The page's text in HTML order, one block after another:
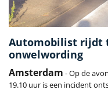
Automobilist rijdt
onwelwording
Amsterdam - Op de
19.10 uur is een incident